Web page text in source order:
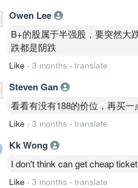
才考虑跟
2）回踩低吸（更优）
区间：1.80～1.88
MBOW总评
Recommendation Status：观察
Recommendation Grade：B+
最关键一句话
这票已经转多，但现在不是买点
high-level consolidation—wait for
Owen Lee
B+的股属于半强股，要突然大
跌都是阴跌
Like · 3 months · translate
Steven Gan
看看有没有188的价位，再买一
Like · 3 months · translate
Kk Wong
I don't think can get cheap
Like · 3 months · translate